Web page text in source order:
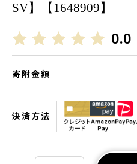
SV】【1648909】
0.0
寄附金額
決済方法